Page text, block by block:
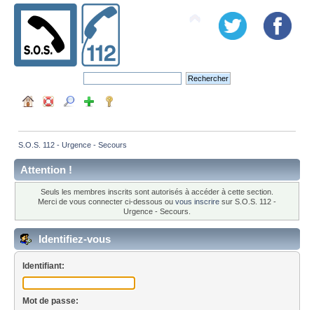
S.O.S. 112 - Urgence - Secours
Attention !
Seuls les membres inscrits sont autorisés à accéder à cette section.
Merci de vous connecter ci-dessous ou vous inscrire sur S.O.S. 112 -
Urgence - Secours.
Identifiez-vous
Identifiant:
Mot de passe: